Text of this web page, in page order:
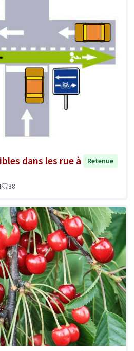
dans les rue à
Retenue
38